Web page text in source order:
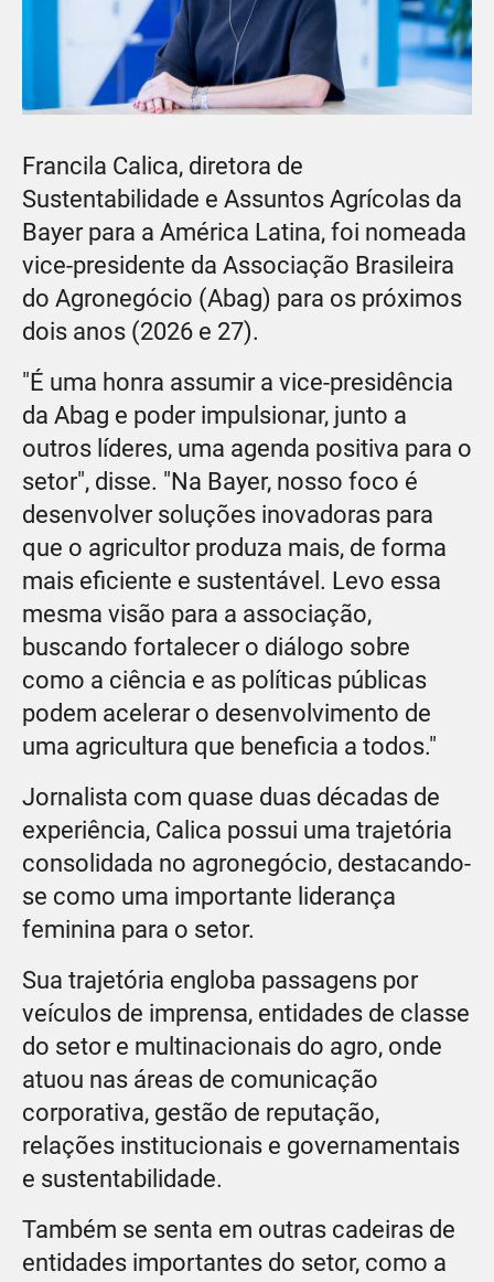
Francila Calica, diretora de
Sustentabilidade e Assuntos Agrícolas da
Bayer para a América Latina, foi nomeada
vice-presidente da Associação Brasileira
do Agronegócio (Abag) para os próximos
dois anos (2026 e 27).
"É uma honra assumir a vice-presidência
da Abag e poder impulsionar, junto a
outros líderes, uma agenda positiva para o
setor", disse. "Na Bayer, nosso foco é
desenvolver soluções inovadoras para
que o agricultor produza mais, de forma
mais eficiente e sustentável. Levo essa
mesma visão para a associação,
buscando fortalecer o diálogo sobre
como a ciência e as políticas públicas
podem acelerar o desenvolvimento de
uma agricultura que beneficia a todos."
Jornalista com quase duas décadas de
experiência, Calica possui uma trajetória
consolidada no agronegócio, destacando-
se como uma importante liderança
feminina para o setor.
Sua trajetória engloba passagens por
veículos de imprensa, entidades de classe
do setor e multinacionais do agro, onde
atuou nas áreas de comunicação
corporativa, gestão de reputação,
relações institucionais e governamentais
e sustentabilidade.
Também se senta em outras cadeiras de
entidades importantes do setor, como a